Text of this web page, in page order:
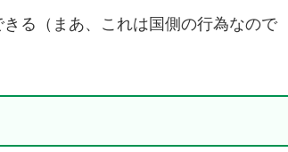
る（まあ、これは国側の行為なので